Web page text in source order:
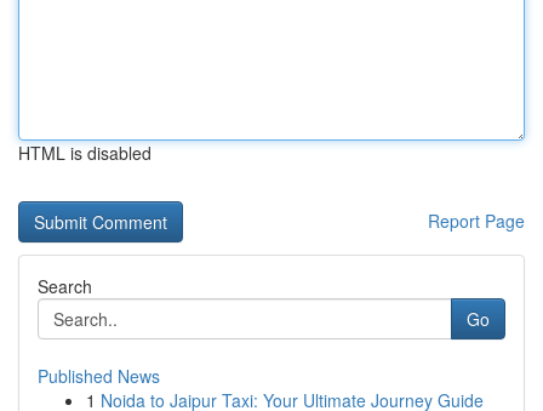
HTML is disabled
Report Page
Search
Go
Published News
1 Noida to Jaipur Taxi: Your Ultimate Journey Guide